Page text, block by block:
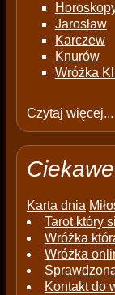
Jarosław
Karczew
Knurów
Wróżka
Czytaj więcej...
Karta dnia
Tarot który
Wróżka
Wróżka
Kontakt do